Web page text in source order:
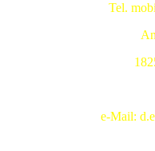
Tel.
e-Mail: